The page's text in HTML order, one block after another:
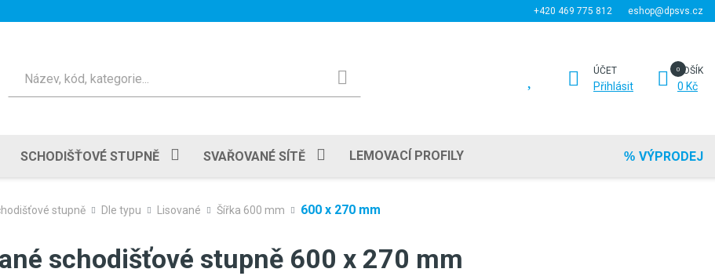
+420 469 775 812 eshop@dpsvs.cz
ÚČET
Přihlásit
KOŠÍK
0 Kč
SCHODIŠŤOVÉ STUPNĚ SVAŘOVANÉ SÍTĚ LEMOVACÍ PROFILY VÝPRODEJ
stupně Dle typu Lisované Šířka 600 mm 600 x 270 mm
schodišťové stupně 600 x 270 mm